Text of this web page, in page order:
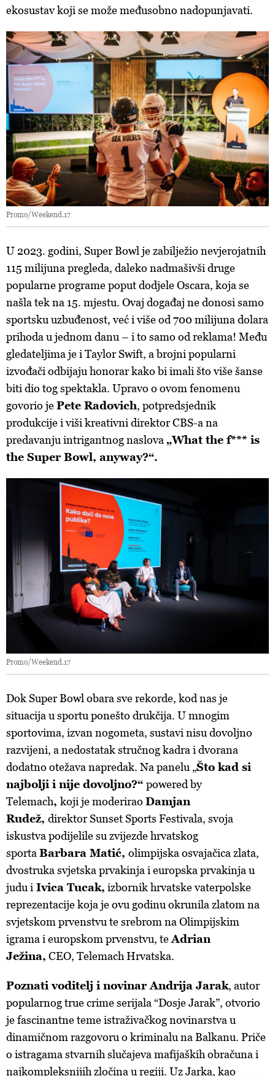
ekosustav koji se može međusobno nadopunjavati.
Promo/Weekend.17
U 2023. godini, Super Bowl je zabilježio nevjerojatnih
115 milijuna pregleda, daleko nadmašivši druge
popularne programe poput dodjele Oscara, koja se
našla tek na 15. mjestu. Ovaj događaj ne donosi samo
sportsku uzbuđenost, već i više od 700 milijuna dolara
prihoda u jednom danu – i to samo od reklama! Među
gledateljima je i Taylor Swift, a brojni popularni
izvođači odbijaju honorar kako bi imali što više šanse
biti dio tog spektakla. Upravo o ovom fenomenu
govorio jePete Radovich, potpredsjednik
produkcije i viši kreativni direktor CBS-a na
predavanju intrigantnog naslova„What the f*** is
the Super Bowl, anyway?“.
Promo/Weekend.17
Dok Super Bowl obara sve rekorde, kod nas je
situacija u sportu ponešto drukčija. U mnogim
sportovima, izvan nogometa, sustavi nisu dovoljno
razvijeni, a nedostatak stručnog kadra i dvorana
dodatno otežava napredak. Na panelu „Što kad si
najbolji i nije dovoljno?“ powered by
Telemach, koji je moderirao Damjan
Rudež, direktor Sunset Sports Festivala, svoja
iskustva podijelile su zvijezde hrvatskog
sporta Barbara Matić, olimpijska osvajačica zlata,
dvostruka svjetska prvakinja i europska prvakinja u
judu i Ivica Tucak, izbornik hrvatske vaterpolske
reprezentacije koja je ovu godinu okrunila zlatom na
svjetskom prvenstvu te srebrom na Olimpijskim
igrama i europskom prvenstvu, teAdrian
Ježina, CEO, Telemach Hrvatska.
Poznati voditelj i novinar Andrija Jarak, autor
popularnog true crime serijala “Dosje Jarak”, otvorio
je fascinantne teme istraživačkog novinarstva u
dinamičnom razgovoru o kriminalu na Balkanu. Priče
o istragama stvarnih slučajeva mafijaških obračuna i
najkompleksnijih zločina u regiji. Uz Jarka, kao